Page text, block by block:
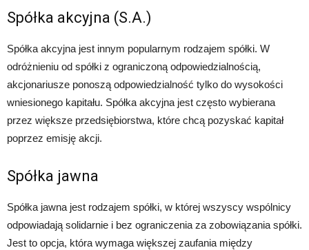
Spółka akcyjna (S.A.)
Spółka akcyjna jest innym popularnym rodzajem spółki. W
odróżnieniu od spółki z ograniczoną odpowiedzialnością,
akcjonariusze ponoszą odpowiedzialność tylko do wysokości
wniesionego kapitału. Spółka akcyjna jest często wybierana
przez większe przedsiębiorstwa, które chcą pozyskać kapitał
poprzez emisję akcji.
Spółka jawna
Spółka jawna jest rodzajem spółki, w której wszyscy wspólnicy
odpowiadają solidarnie i bez ograniczenia za zobowiązania spółki.
Jest to opcja, która wymaga większej zaufania między